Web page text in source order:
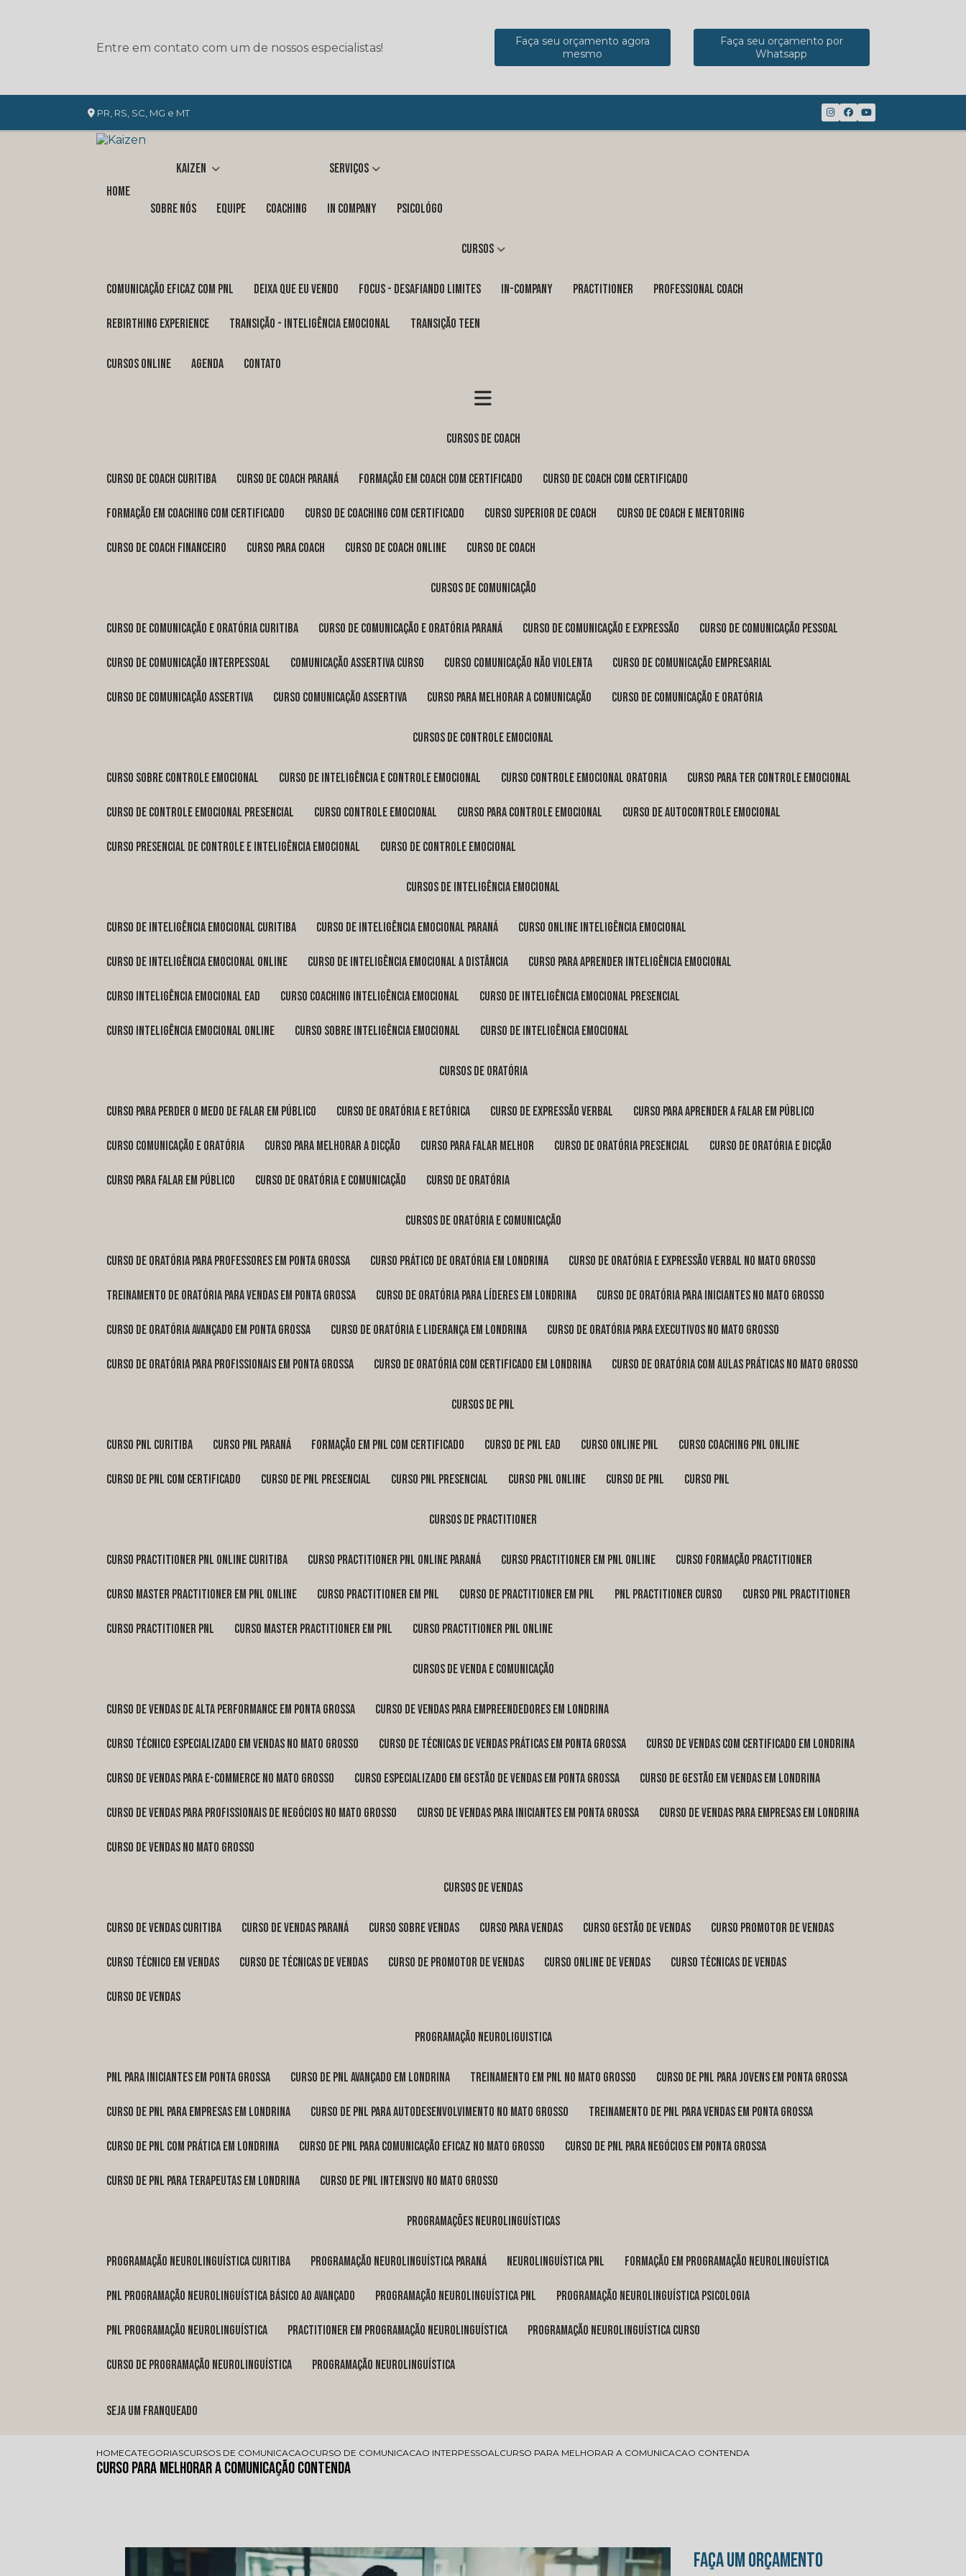
Entre em contato com um de nossos especialistas!
Faça seu orçamento agora
mesmo
Faça seu orçamento por
Whatsapp
PR, RS, SC, MG e MT
Home
Kaizen
Sobre nós Equipe
Serviços
Coaching in company Psicológo
Cursos
COMUNICAÇÃO EFICAZ COM PNL DEIXA QUE EU VENDO FOCUS - DESAFIANDO LIMITES In-Company PRACTITIONER PROFESSIONAL COACH
REBIRTHING EXPERIENCE TRANSIÇÃO - INTELIGÊNCIA EMOCIONAL TRANSIÇÃO TEEN
Cursos Online Agenda Contato
cursos de coach
curso de coach Curitiba curso de coach Paraná formação em coach com certificado curso de coach com certificado
formação em coaching com certificado curso de coaching com certificado curso superior de coach curso de coach e mentoring
curso de coach financeiro curso para coach curso de coach online curso de coach
cursos de comunicação
curso de comunicação e oratória Curitiba curso de comunicação e oratória Paraná curso de comunicação e expressão curso de comunicação pessoal
curso de comunicação interpessoal comunicação assertiva curso curso comunicação não violenta curso de comunicação empresarial
curso de comunicação assertiva curso comunicação assertiva curso para melhorar a comunicação curso de comunicação e oratória
cursos de controle emocional
curso sobre controle emocional curso de inteligência e controle emocional curso controle emocional oratoria curso para ter controle emocional
curso de controle emocional presencial curso controle emocional curso para controle emocional curso de autocontrole emocional
curso presencial de controle e inteligência emocional curso de controle emocional
cursos de inteligência emocional
curso de inteligência emocional Curitiba curso de inteligência emocional Paraná curso online inteligência emocional
curso de inteligência emocional online curso de inteligência emocional a distância curso para aprender inteligência emocional
curso inteligência emocional ead curso coaching inteligência emocional curso de inteligência emocional presencial
curso inteligência emocional online curso sobre inteligência emocional curso de inteligência emocional
cursos de oratória
curso para perder o medo de falar em público curso de oratória e retórica curso de expressão verbal curso para aprender a falar em público
curso comunicação e oratória curso para melhorar a dicção curso para falar melhor curso de oratória presencial curso de oratória e dicção
curso para falar em público curso de oratória e comunicação curso de oratória
cursos de oratória e comunicação
curso de oratória para professores em Ponta Grossa curso prático de oratória em Londrina curso de oratória e expressão verbal no Mato Grosso
treinamento de oratória para vendas em Ponta Grossa curso de oratória para líderes em Londrina curso de oratória para iniciantes no Mato Grosso
curso de oratória avançado em Ponta Grossa curso de oratória e liderança em Londrina curso de oratória para executivos no Mato Grosso
curso de oratória para profissionais em Ponta Grossa curso de oratória com certificado em Londrina curso de oratória com aulas práticas no Mato Grosso
cursos de pnl
curso pnl Curitiba curso pnl Paraná formação em pnl com certificado curso de pnl ead curso online pnl curso coaching pnl online
curso de pnl com certificado curso de pnl presencial curso pnl presencial curso pnl online curso de pnl curso pnl
cursos de practitioner
curso practitioner pnl online Curitiba curso practitioner pnl online Paraná curso practitioner em pnl online curso formação practitioner
curso master practitioner em pnl online curso practitioner em pnl curso de practitioner em pnl pnl practitioner curso curso pnl practitioner
curso practitioner pnl curso master practitioner em pnl curso practitioner pnl online
cursos de venda e comunicação
curso de vendas de alta performance em Ponta Grossa curso de vendas para empreendedores em Londrina
curso técnico especializado em vendas no Mato Grosso curso de técnicas de vendas práticas em Ponta Grossa curso de vendas com certificado em Londrina
curso de vendas para e-commerce no Mato Grosso curso especializado em gestão de vendas em Ponta Grossa curso de gestão em vendas em Londrina
curso de vendas para profissionais de negócios no Mato Grosso curso de vendas para iniciantes em Ponta Grossa curso de vendas para empresas em Londrina
curso de vendas no Mato Grosso
cursos de vendas
curso de vendas Curitiba curso de vendas Paraná curso sobre vendas curso para vendas curso gestão de vendas curso promotor de vendas
curso técnico em vendas curso de técnicas de vendas curso de promotor de vendas curso online de vendas curso técnicas de vendas
curso de vendas
programação neuroliguistica
pnl para iniciantes em Ponta Grossa curso de pnl avançado em Londrina treinamento em pnl no Mato Grosso curso de pnl para jovens em Ponta Grossa
curso de pnl para empresas em Londrina curso de pnl para autodesenvolvimento no Mato Grosso treinamento de pnl para vendas em Ponta Grossa
curso de pnl com prática em Londrina curso de pnl para comunicação eficaz no Mato Grosso curso de pnl para negócios em Ponta Grossa
curso de pnl para terapeutas em Londrina curso de pnl intensivo no Mato Grosso
programações neurolinguísticas
programação neurolinguística Curitiba programação neurolinguística Paraná neurolinguística pnl formação em programação neurolinguística
pnl programação neurolinguística básico ao avançado programação neurolinguística pnl programação neurolinguística psicologia
pnl programação neurolinguística practitioner em programação neurolinguística programação neurolinguística curso
curso de programação neurolinguística programação neurolinguística
Seja um franqueado
HOMECATEGORIASCURSOS DE COMUNICACAOCURSO DE COMUNICACAO INTERPESSOALCURSO PARA MELHORAR A COMUNICACAO CONTENDA
Curso para Melhorar a Comunicação Contenda
FAÇA UM ORÇAMENTO